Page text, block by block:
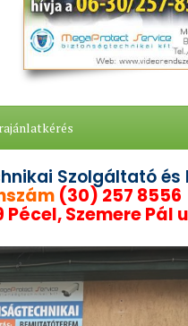
Szolgáltató és
(30) 257 8556
Pécel, Szemere Pál